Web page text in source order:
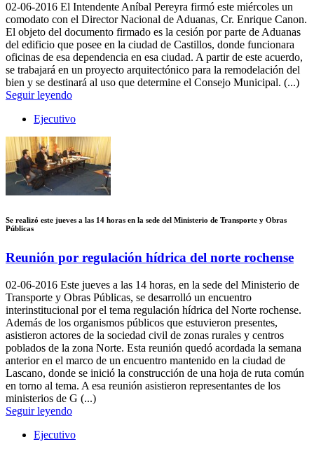
02-06-2016 El Intendente Aníbal Pereyra firmó este miércoles un
comodato con el Director Nacional de Aduanas, Cr. Enrique Canon.
El objeto del documento firmado es la cesión por parte de Aduanas
del edificio que posee en la ciudad de Castillos, donde funcionara
oficinas de esa dependencia en esa ciudad. A partir de este acuerdo,
se trabajará en un proyecto arquitectónico para la remodelación del
bien y se destinará al uso que determine el Consejo Municipal. (...)
Seguir leyendo
Ejecutivo
Se realizó este jueves a las 14 horas en la sede del Ministerio de Transporte y Obras
Públicas
Reunión por regulación hídrica del norte rochense
02-06-2016 Este jueves a las 14 horas, en la sede del Ministerio de
Transporte y Obras Públicas, se desarrolló un encuentro
interinstitucional por el tema regulación hídrica del Norte rochense.
Además de los organismos públicos que estuvieron presentes,
asistieron actores de la sociedad civil de zonas rurales y centros
poblados de la zona Norte. Esta reunión quedó acordada la semana
anterior en el marco de un encuentro mantenido en la ciudad de
Lascano, donde se inició la construcción de una hoja de ruta común
en torno al tema. A esa reunión asistieron representantes de los
ministerios de G (...)
Seguir leyendo
Ejecutivo